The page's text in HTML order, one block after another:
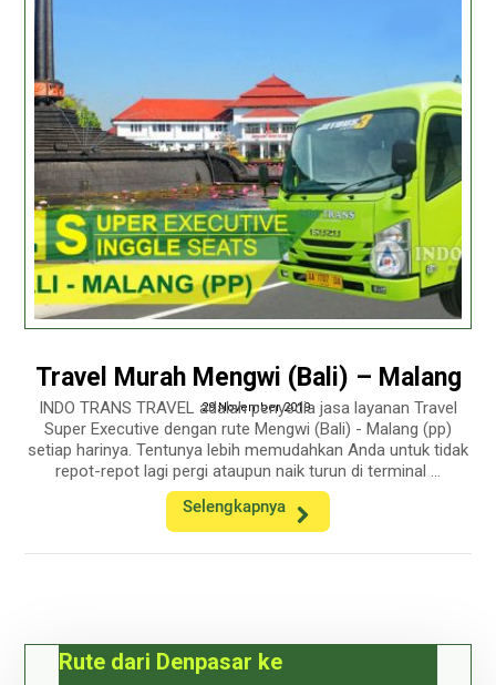
Travel Murah Mengwi (Bali) – Malang
29 November 2019
INDO TRANS TRAVEL adalah penyedia jasa layanan Travel
Super Executive dengan rute Mengwi (Bali) - Malang (pp)
setiap harinya. Tentunya lebih memudahkan Anda untuk tidak
repot-repot lagi pergi ataupun naik turun di terminal ...
Selengkapnya
Rute dari Denpasar ke